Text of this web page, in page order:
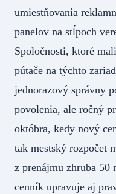
umiestňovania
panelov na stĺpoch
Spoločnosti, ktoré
pútače na týchto
jednorazový správny
povolenia, ale ročný
októbra, kedy nový
tak mestský rozpočet
z prenájmu zhruba 50
cenník upravuje aj